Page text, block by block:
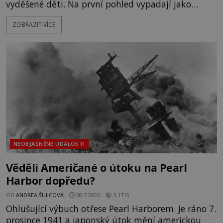
vyděšené děti. Na první pohled vypadají jako
každé jiné, až na jednu děsivou výjimku. Jejich
kůže má nazelenalý odstín, mluví
kromě syrových bobů. Příběh se rychle stává
jednou z největších záhad středověké Anglie a ani
po téměř devíti stech letech není
ZOBRAZIT VÍCE
NEOBJASNĚNÉ UDÁLOSTI
Věděli Američané o útoku na Pearl
Harbor dopředu?
OD ANDREA ŠULCOVÁ 30.7.2026 3.1TIS
Ohlušující výbuch otřese Pearl Harborem. Je ráno 7.
prosince 1941 a japonský útok mění americkou